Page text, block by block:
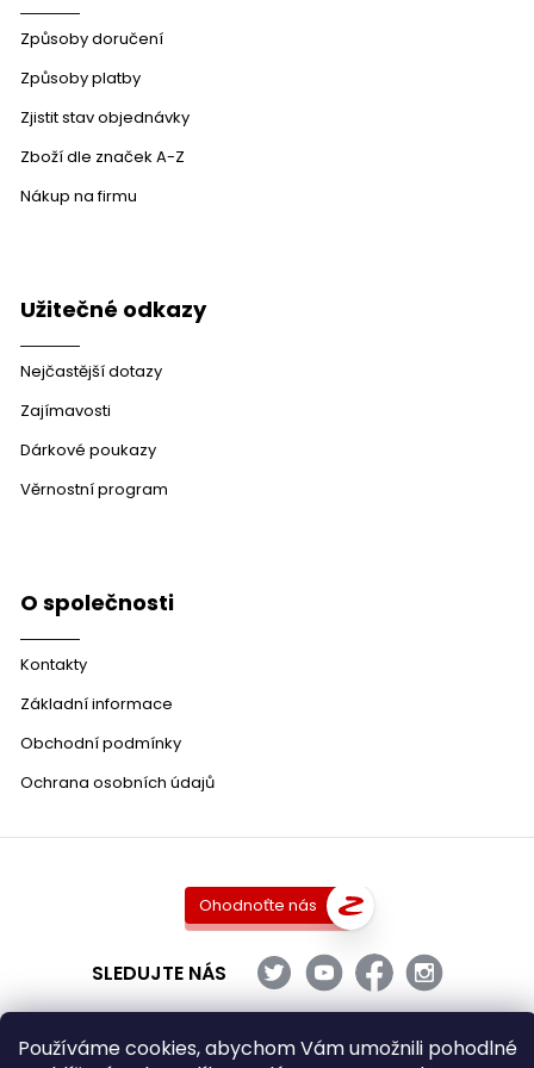
Používáme cookies, abychom Vám umožnili pohodlné
Způsoby doručení
Způsoby platby
Zjistit stav objednávky
Zboží dle značek A-Z
Nákup na firmu
Užitečné odkazy
Nejčastější dotazy
Zajímavosti
Dárkové poukazy
Věrnostní program
O společnosti
Kontakty
Základní informace
Obchodní podmínky
Ochrana osobních údajů
Ohodnoťte nás
SLEDUJTE NÁS